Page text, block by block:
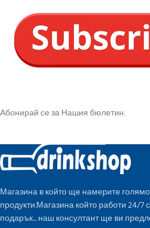
Абонирай се за Нашия бюлетин.
Магазина в който ще намерите
продукти.Магазина който работи 24/
подарък... наш консултант ще ви